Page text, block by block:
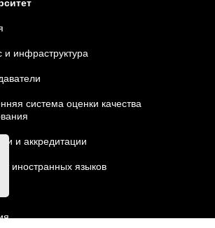
и инфраструктура
система оценки качества
и аккредитации
иностранных языков